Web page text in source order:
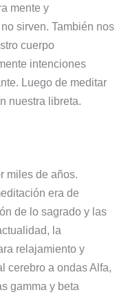
mente y
sirven. También nos
cuerpo
intenciones
Luego de meditar
nuestra libreta.
miles de años.
era de
de lo sagrado y las
la
relajamiento y
cerebro a ondas Alfa,
gamma y beta